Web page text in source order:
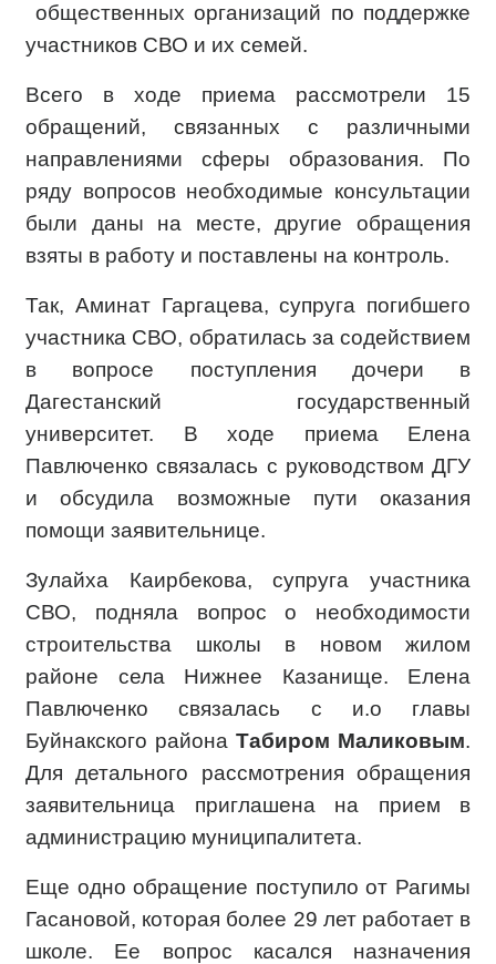
общественных организаций по поддержке
участников СВО и их семей.
Всего в ходе приема рассмотрели 15
обращений, связанных с различными
направлениями сферы образования. По
ряду вопросов необходимые консультации
были даны на месте, другие обращения
взяты в работу и поставлены на контроль.
Так, Аминат Гаргацева, супруга погибшего
участника СВО, обратилась за содействием
в вопросе поступления дочери в
Дагестанский государственный
университет. В ходе приема Елена
Павлюченко связалась с руководством ДГУ
и обсудила возможные пути оказания
помощи заявительнице.
Зулайха Каирбекова, супруга участника
СВО, подняла вопрос о необходимости
строительства школы в новом жилом
районе села Нижнее Казанище. Елена
Павлюченко связалась с и.о главы
Буйнакского района Табиром Маликовым.
Для детального рассмотрения обращения
заявительница приглашена на прием в
администрацию муниципалитета.
Еще одно обращение поступило от Рагимы
Гасановой, которая более 29 лет работает в
школе. Ее вопрос касался назначения